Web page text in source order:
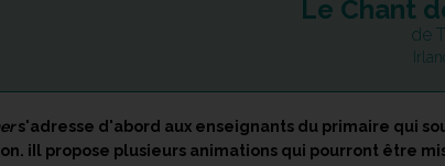
Le Chant
de
s'adresse d'abord aux enseignants du primaire qui
iIl propose plusieurs animations qui pourront être